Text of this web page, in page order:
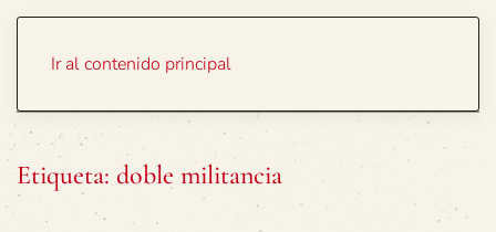
Ir al contenido principal
Etiqueta: doble militancia